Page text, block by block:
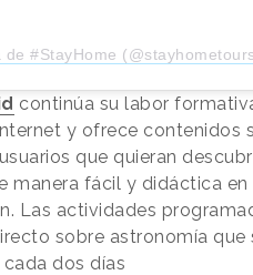
#StayHome
continúa su labor
y ofrece contenidos
que quieran
manera fácil y didáctica
Las actividades
sobre astronomía que
dos días